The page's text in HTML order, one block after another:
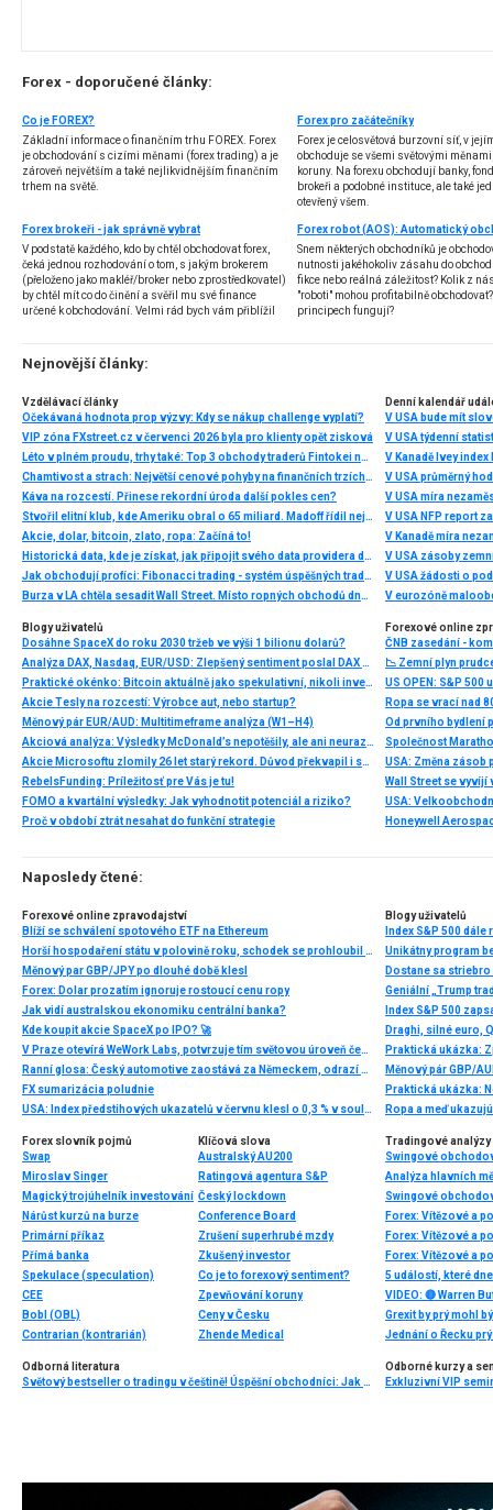
Forex - doporučené články:
Co je FOREX?
Základní informace o finančním trhu FOREX. Forex
je obchodování s cizími měnami (forex trading) a je
zároveň největším a také nejlikvidnějším finančním
trhem na světě.
Forex pro začátečníky
Forex je celosvětová burzovní síť, v
obchoduje se všemi světovými
koruny. Na forexu obchodují banky,
brokeři a podobné instituce, ale také
otevřený všem.
Forex brokeři - jak správně vybrat
V podstatě každého, kdo by chtěl obchodovat forex,
čeká jednou rozhodování o tom, s jakým brokerem
(přeloženo jako makléř/broker nebo zprostředkovatel)
by chtěl mít co do činění a svěřil mu své finance
určené k obchodování. Velmi rád bych vám přiblížil
několik příkladů nejznámějších z nich.
Snem některých obchodníků je
nutnosti jakéhokoliv zásahu do
fikce nebo reálná záležitost? Kolik z
"roboti" mohou profitabilně
principech fungují?
Nejnovější články:
Vzdělávací články
Očekávaná hodnota prop výzvy: Kdy se nákup challenge vyplatí?
VIP zóna FXstreet.cz v červenci 2026 byla pro klienty opět zisková
Léto v plném proudu, trhy také: Top 3 obchody traderů Fintokei na indexech a zlatě
Chamtivost a strach: Největší cenové pohyby na finančních trzích (červenec 2026)
Káva na rozcestí. Přinese rekordní úroda další pokles cen?
Stvořil elitní klub, kde Ameriku obral o 65 miliard. Madoff řídil největší Ponzi dějin
Akcie, dolar, bitcoin, zlato, ropa: Začíná to!
Historická data, kde je získat, jak připojit svého data providera do MultiCharts a proč je budeme potřebovat? (4. díl)
Jak obchodují profíci: Fibonacci trading - systém úspěšných traderů
Burza v LA chtěla sesadit Wall Street. Místo ropných obchodů dnes místem duní basy
Denní kalendář
V USA bude mít
V USA týdenní
V Kanadě Ivey index
V USA průměrný
V USA míra
V USA NFP report
V Kanadě míra
V USA zásoby
V USA žádosti o
V eurozóně
Blogy uživatelů
Dosáhne SpaceX do roku 2030 tržeb ve výši 1 bilionu dolarů?
Analýza DAX, Nasdaq, EUR/USD: Zlepšený sentiment poslal DAX na nová maxima
Praktické okénko: Bitcoin aktuálně jako spekulativní, nikoli investiční aktivum
Akcie Tesly na rozcestí: Výrobce aut, nebo startup?
Měnový pár EUR/AUD: Multitimeframe analýza (W1–H4)
Akciová analýza: Výsledky McDonald’s nepotěšily, ale ani neurazily. Jakou vizi společnost prezentovala?
Akcie Microsoftu zlomily 26 let starý rekord. Důvod překvapil i samotné investory
RebelsFunding: Príležitosť pre Vás je tu!
FOMO a kvartální výsledky: Jak vyhodnotit potenciál a riziko?
Proč v období ztrát nesahat do funkční strategie
Forexové online
ČNB zasedání -
📉 Zemní plyn
Ropa se vrací nad
Naposledy čtené:
Forexové online zpravodajství
Blíží se schválení spotového ETF na Ethereum
Horší hospodaření státu v polovině roku, schodek se prohloubil na 184 mld. Kč
Měnový par GBP/JPY po dlouhé době klesl
Forex: Dolar prozatím ignoruje rostoucí cenu ropy
Jak vidí australskou ekonomiku centrální banka?
Kde koupit akcie SpaceX po IPO? 🚀
V Praze otevírá WeWork Labs, potvrzuje tím světovou úroveň českých technologických firem a startupů
Ranní glosa: Český automotive zaostává za Německem, odrazí se to v dynamice mezd?
FX sumarizácia poludnie
USA: Index předstihových ukazatelů v červnu klesl o 0,3 % v souladu s očekáváním
Blogy uživatelů
Index S&P 500
Unikátny program
Dostane sa
Geniální „Trump
Draghi, silné euro,
Praktická ukázka:
Měnový pár GBP/
Praktická ukázka:
Ropa a meď
Forex slovník pojmů
Swap
Miroslav Singer
Magický trojúhelník investování
Nárůst kurzů na burze
Primární příkaz
Přímá banka
Spekulace (speculation)
CEE
Bobl (OBL)
Contrarian (kontrarián)
Klíčová slova
Australský AU200
Ratingová agentura S&P
Český lockdown
Conference Board
Zrušení superhrubé mzdy
Zkušený investor
Co je to forexový sentiment?
Zpevňování koruny
Ceny v Česku
Zhende Medical
Tradingové analýzy
Swingové
Analýza hlavních
Swingové
Forex: Vítězové a
Forex: Vítězové a
Forex: Vítězové a
5 událostí, které
Grexit by prý mohl
Jednání o Řecku
Odborná literatura
Světový bestseller o tradingu v češtině! Úspěšní obchodníci: Jak běžní lidé porážejí Wall Street v jeho vlastní hře
Odborné kurzy a
Exkluzivní VIP